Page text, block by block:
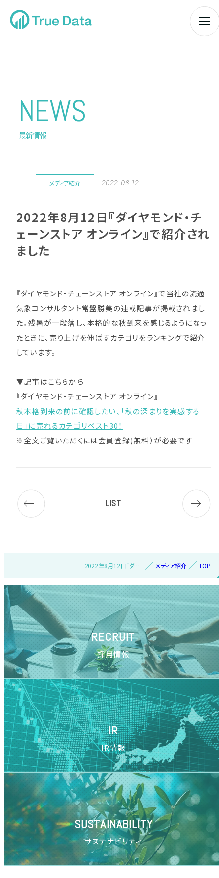
NEWS
最新情報
メディア紹介 2022.08.12
2022年8月12日『ダイヤモンド・チ
ェーンストア オンライン』で紹介され
ました
『ダイヤモンド・チェーンストア オンライン』で当社の流通
気象コンサルタント常盤勝美の連載記事が掲載されまし
た。残暑が一段落し、本格的な秋到来を感じるようになっ
たときに、売り上げを伸ばすカテゴリをランキングで紹介
しています。
▼記事はこちらから
『ダイヤモンド・チェーンストア オンライン』
秋本格到来の前に確認したい、「秋の深まりを実感する
日」に売れるカテゴリベスト30！
※全文ご覧いただくには会員登録(無料）が必要です
LIST
TOP
メディア紹介
2022年8月12日『ダイ
れました
RECRUIT
採用情報
IR
IR情報
SUSTAINABILITY
サステナビリティ